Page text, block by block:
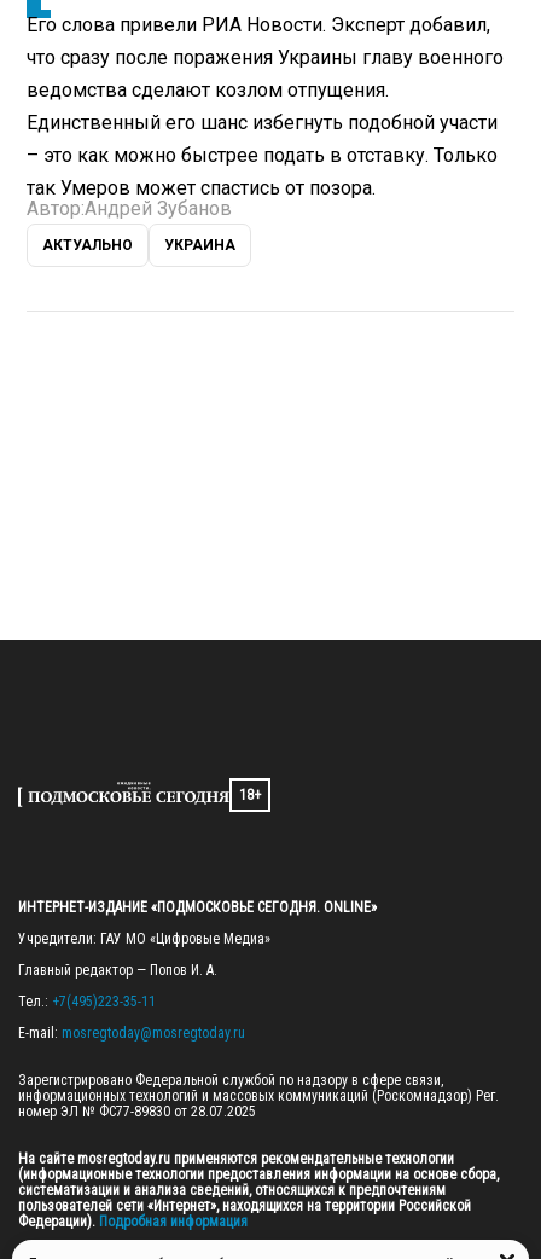
Его слова привели РИА Новости. Эксперт добавил,
что сразу после поражения Украины главу военного
ведомства сделают козлом отпущения.
Единственный его шанс избегнуть подобной участи
– это как можно быстрее подать в отставку. Только
так Умеров может спастись от позора.
Автор:Андрей Зубанов
АКТУАЛЬНО УКРАИНА
18+
ИНТЕРНЕТ-ИЗДАНИЕ «ПОДМОСКОВЬЕ СЕГОДНЯ. ONLINE»
Учредители: ГАУ МО «Цифровые Медиа»
Главный редактор — Попов И. А.
Тел.: +7(495)223-35-11
E-mail: mosregtoday@mosregtoday.ru
Зарегистрировано Федеральной службой по надзору в сфере связи,
информационных технологий и массовых коммуникаций (Роскомнадзор) Рег.
номер ЭЛ № ФС77-89830 от 28.07.2025
На сайте mosregtoday.ru применяются рекомендательные технологии
(информационные технологии предоставления информации на основе сбора,
систематизации и анализа сведений, относящихся к предпочтениям
пользователей сети «Интернет», находящихся на территории Российской
Федерации). Подробная информация
© 2026 ПРАВА НА ВСЕ МАТЕРИАЛЫ САЙТА ПРИНАДЛЕЖАТ ГАУ МО "ЦИФРОВЫЕ